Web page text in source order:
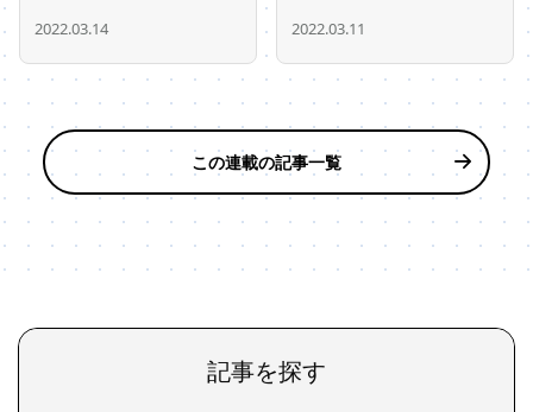
2022.03.14 2022.03.11
この連載の記事一覧
記事を探す